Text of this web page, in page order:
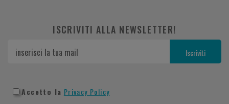
ISCRIVITI ALLA NEWSLETTER!
Accetto la Privacy Policy